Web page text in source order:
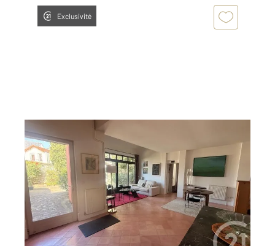
Exclusivité
FONTENAY SOUS BOIS 94
73,07 m 2
, 4 pièces
Ref : 7278
Maison à vendre
479 000 €
Visiter le site dédié